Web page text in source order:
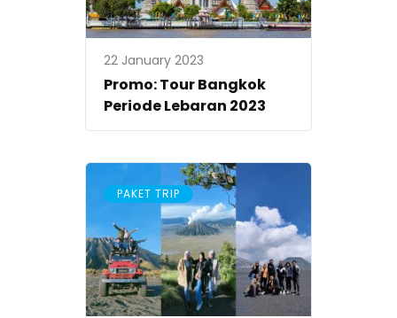
22 January 2023
Promo: Tour Bangkok
Periode Lebaran 2023
PAKET TRIP